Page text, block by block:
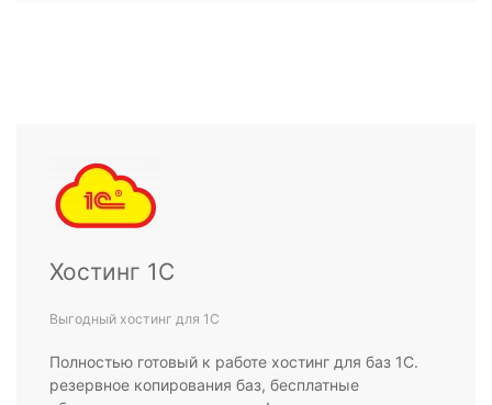
Хостинг 1С
Выгодный хостинг для 1С
Полностью готовый к работе хостинг для баз 1С.
резервное копирования баз, бесплатные